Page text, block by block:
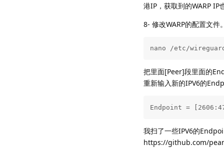
港IP，获取到的WARP
8- 修改WARP的配置文件
nano /etc/
把里面[Peer]段里面的
重新输入新的IPV6的
Endpoint =
我扫了一些IPV6的
https://github.com/